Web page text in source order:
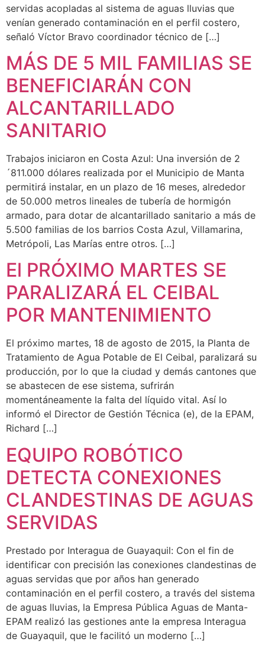
servidas acopladas al sistema de aguas lluvias que
venían generado contaminación en el perfil costero,
señaló Víctor Bravo coordinador técnico de […]
MÁS DE 5 MIL FAMILIAS SE
BENEFICIARÁN CON
ALCANTARILLADO
SANITARIO
Trabajos iniciaron en Costa Azul: Una inversión de 2
´811.000 dólares realizada por el Municipio de Manta
permitirá instalar, en un plazo de 16 meses, alrededor
de 50.000 metros lineales de tubería de hormigón
armado, para dotar de alcantarillado sanitario a más de
5.500 familias de los barrios Costa Azul, Villamarina,
Metrópoli, Las Marías entre otros. […]
El PRÓXIMO MARTES SE
PARALIZARÁ EL CEIBAL
POR MANTENIMIENTO
El próximo martes, 18 de agosto de 2015, la Planta de
Tratamiento de Agua Potable de El Ceibal, paralizará su
producción, por lo que la ciudad y demás cantones que
se abastecen de ese sistema, sufrirán
momentáneamente la falta del líquido vital. Así lo
informó el Director de Gestión Técnica (e), de la EPAM,
Richard […]
EQUIPO ROBÓTICO
DETECTA CONEXIONES
CLANDESTINAS DE AGUAS
SERVIDAS
Prestado por Interagua de Guayaquil: Con el fin de
identificar con precisión las conexiones clandestinas de
aguas servidas que por años han generado
contaminación en el perfil costero, a través del sistema
de aguas lluvias, la Empresa Pública Aguas de Manta-
EPAM realizó las gestiones ante la empresa Interagua
de Guayaquil, que le facilitó un moderno […]